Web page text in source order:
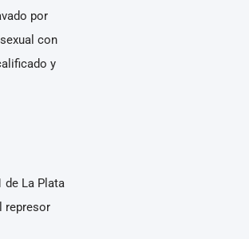
por
con
y
de La Plata
represor